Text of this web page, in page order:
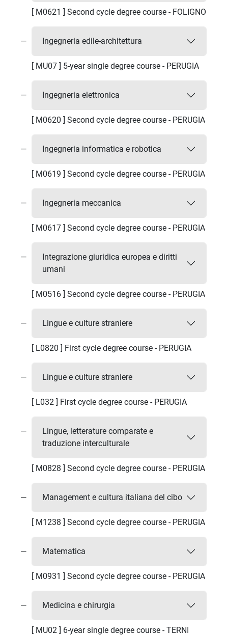
[ M0621 ] Second cycle degree course - FOLIGNO
Ingegneria edile-architettura
[ MU07 ] 5-year single degree course - PERUGIA
Ingegneria elettronica
[ M0620 ] Second cycle degree course - PERUGIA
Ingegneria informatica e robotica
[ M0619 ] Second cycle degree course - PERUGIA
Ingegneria meccanica
[ M0617 ] Second cycle degree course - PERUGIA
Integrazione giuridica europea e diritti
umani
[ M0516 ] Second cycle degree course - PERUGIA
Lingue e culture straniere
[ L0820 ] First cycle degree course - PERUGIA
Lingue e culture straniere
[ L032 ] First cycle degree course - PERUGIA
Lingue, letterature comparate e
traduzione interculturale
[ M0828 ] Second cycle degree course - PERUGIA
Management e cultura italiana del cibo
[ M1238 ] Second cycle degree course - PERUGIA
Matematica
[ M0931 ] Second cycle degree course - PERUGIA
Medicina e chirurgia
[ MU02 ] 6-year single degree course - TERNI